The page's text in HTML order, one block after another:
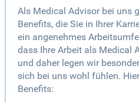
Als Medical Advisor bei uns
Benefits, die Sie in Ihrer
ein angenehmes
dass Ihre Arbeit als Medical
und daher legen wir
sich bei uns wohl fühlen.
Benefits: